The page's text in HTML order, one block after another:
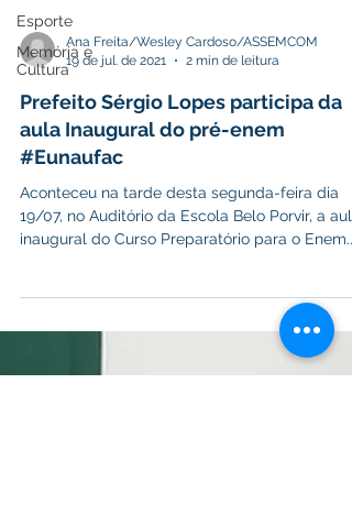
Esporte
Memória e
CulturaAna Freita/Wesley Cardoso/ASSEMCOM
19 de jul. de 2021
Prefeito Sérgio Lopes participa da
aula Inaugural do pré-enem
Aconteceu na tarde desta segunda-feira dia
19/07, no Auditório da Escola Belo Porvir, a aula